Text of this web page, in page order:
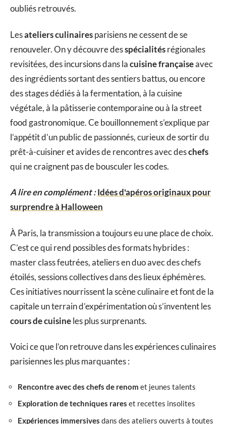
oubliés retrouvés.
Lesateliers culinairesparisiens ne cessent de se
renouveler. On y découvre desspécialitésrégionales
revisitées, des incursions dans lacuisine françaiseavec
des ingrédients sortant des sentiers battus, ou encore
des stages dédiés à la fermentation, à la cuisine
végétale, à la pâtisserie contemporaine ou à la street
food gastronomique. Ce bouillonnement s’explique par
l’appétit d’un public de passionnés, curieux de sortir du
prêt-à-cuisiner et avides de rencontres avec deschefs
qui ne craignent pas de bousculer les codes.
A lire en complément :Idées d'apéros originaux pour
surprendre à Halloween
À Paris, la transmission a toujours eu une place de choix.
C’est ce qui rend possibles des formats hybrides :
master class feutrées, ateliers en duo avec des chefs
étoilés, sessions collectives dans des lieux éphémères.
Ces initiatives nourrissent la scène culinaire et font de la
capitale un terrain d’expérimentation où s’inventent les
cours de cuisineles plus surprenants.
Voici ce que l’on retrouve dans les expériences culinaires
parisiennes les plus marquantes :
Rencontre avec des chefs de renom et jeunes talents
Exploration de techniques rares et recettes insolites
Expériences immersives dans des ateliers ouverts à toutes